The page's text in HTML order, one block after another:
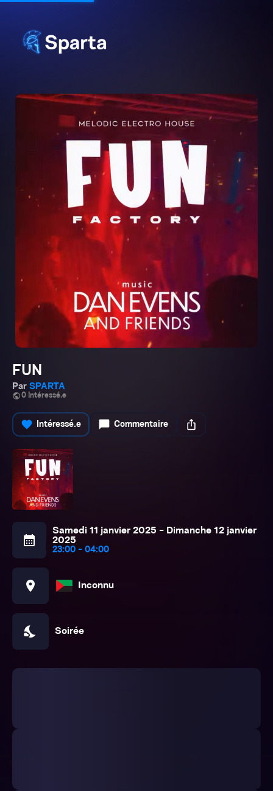
FUN
Par SPARTA
public0 Intéressé.e
favorite Intéressé.e chat_bubble Commentaire ios_share
calendar_month
Samedi 11 janvier 2025 - Dimanche 12 janvier
2025
23:00 - 04:00
location_on Inconnu
nights_stay Soirée